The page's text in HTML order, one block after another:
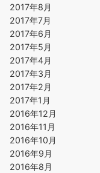
2017年8月
2017年7月
2017年6月
2017年5月
2017年4月
2017年3月
2017年2月
2017年1月
2016年12月
2016年11月
2016年10月
2016年9月
2016年8月